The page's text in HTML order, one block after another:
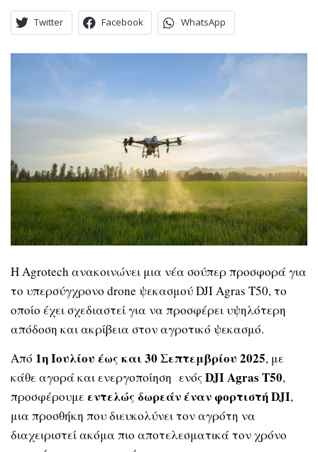
Twitter Facebook WhatsApp
Η Agrotech ανακοινώνει μια νέα σούπερ προσφορά για
το υπερσύγχρονο drone ψεκασμού DJI Agras T50, το
οποίο έχει σχεδιαστεί για να προσφέρει υψηλότερη
απόδοση και ακρίβεια στον αγροτικό ψεκασμό.
Από 1η Ιουλίου έως και 30 Σεπτεμβρίου 2025, με
κάθε αγορά και ενεργοποίηση ενόςDJIAgras T50,
προσφέρουμεεντελώς δωρεάν έναν φορτιστήDJI,
μια προσθήκη που διευκολύνει τον αγρότη να
διαχειριστεί ακόμα πιο αποτελεσματικά τον χρόνο